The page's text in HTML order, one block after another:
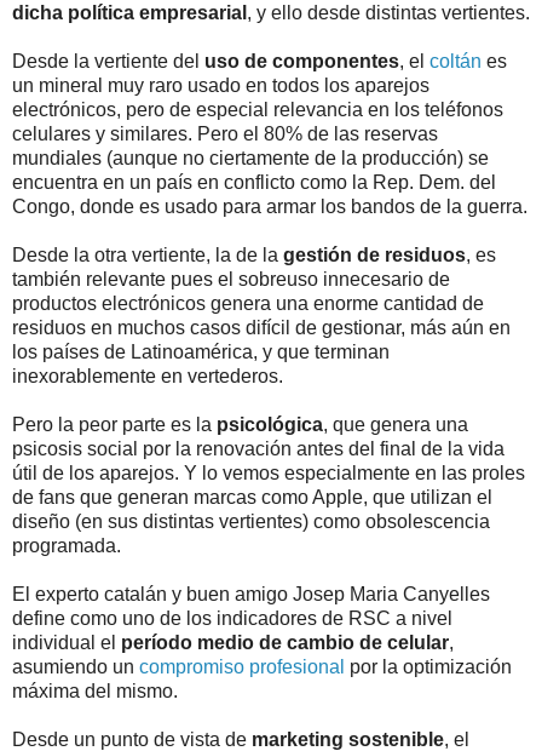
dicha política empresarial , y ello desde distintas vertientes.
Desde la vertiente del uso de componentes, el coltán es
un mineral muy raro usado en todos los aparejos
electrónicos, pero de especial relevancia en los teléfonos
celulares y similares. Pero el 80% de las reservas
mundiales (aunque no ciertamente de la producción) se
encuentra en un país en conflicto como la Rep. Dem. del
Congo, donde es usado para armar los bandos de la guerra.
Desde la otra vertiente, la de la gestión de residuos, es
también relevante pues el sobreuso innecesario de
productos electrónicos genera una enorme cantidad de
residuos en muchos casos difícil de gestionar, más aún en
los países de Latinoamérica, y que terminan
inexorablemente en vertederos.
Pero la peor parte es la psicológica, que genera una
psicosis social por la renovación antes del final de la vida
útil de los aparejos. Y lo vemos especialmente en las proles
de fans que generan marcas como Apple, que utilizan el
diseño (en sus distintas vertientes) como obsolescencia
programada.
El experto catalán y buen amigo Josep Maria Canyelles
define como uno de los indicadores de RSC a nivel
individual el período medio de cambio de celular,
asumiendo un compromiso profesional por la optimización
máxima del mismo.
Desde un punto de vista de marketing sostenible, el